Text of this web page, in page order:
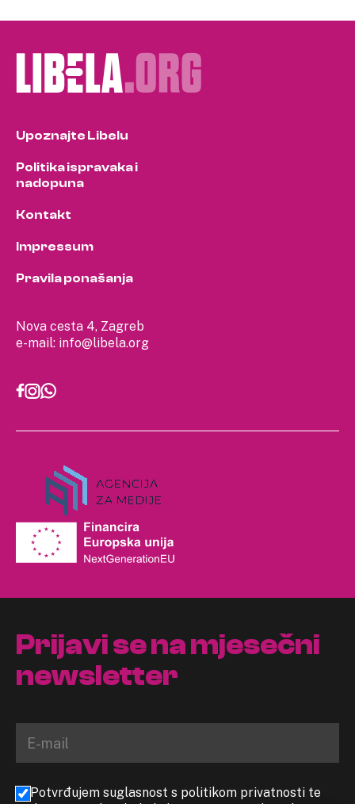
pagination
Nova cesta 4, Zagreb
e-mail: info@libela.org
Upoznajte Libelu
Politika ispravaka i
nadopuna
Kontakt
Impressum
Pravila ponašanja
Prijavi se na mjesečni
newsletter
Potvrđujem suglasnost s politikom privatnosti te